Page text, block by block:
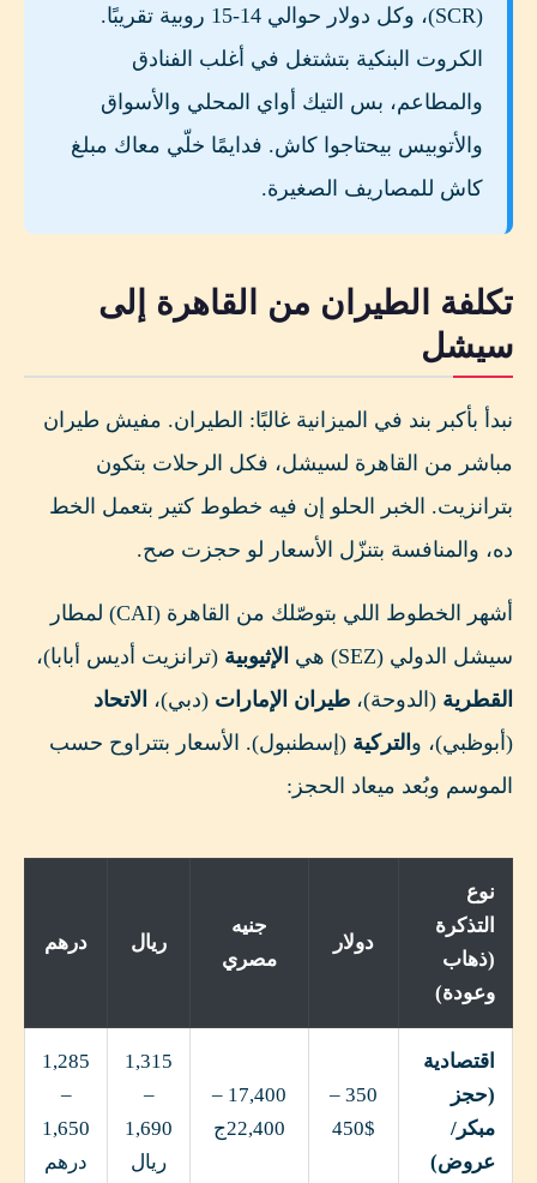
(SCR)، وكل دولار حوالي 14-15 روبية تقريبًا.
الكروت البنكية بتشتغل في أغلب الفنادق
والمطاعم، بس التيك أواي المحلي والأسواق
والأتوبيس بيحتاجوا كاش. فدايمًا خلّي معاك مبلغ
كاش للمصاريف الصغيرة.
تكلفة الطيران من القاهرة إلى
سيشل
نبدأ بأكبر بند في الميزانية غالبًا: الطيران. مفيش طيران
مباشر من القاهرة لسيشل، فكل الرحلات بتكون
بترانزيت. الخبر الحلو إن فيه خطوط كتير بتعمل الخط
ده، والمنافسة بتنزّل الأسعار لو حجزت صح.
أشهر الخطوط اللي بتوصّلك من القاهرة (CAI) لمطار
سيشل الدولي (SEZ) هي
الإثيوبية (ترانزيت أديس أبابا)،
القطرية (الدوحة)، طيران الإمارات (دبي)، الاتحاد
(أبوظبي)، و التركية (إسطنبول). الأسعار بتتراوح حسب
الموسم وبُعد ميعاد الحجز:
نوع
التذكرة
(ذهاب
وعودة)
دولار
جنيه
مصري
ريال درهم
اقتصادية
(حجز
مبكر/
عروض)
350 –
450$
17,400 –
22,400ج
1,315
–
1,690
ريال
1,285
–
1,650
درهم